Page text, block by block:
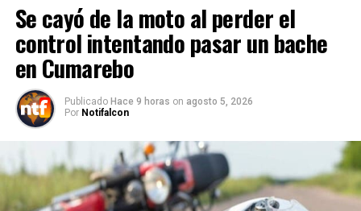
Se cayó de la moto al perder el
control intentando pasar un bache
en Cumarebo
Publicado Hace 9 horas on agosto 5, 2026
Por Notifalcon